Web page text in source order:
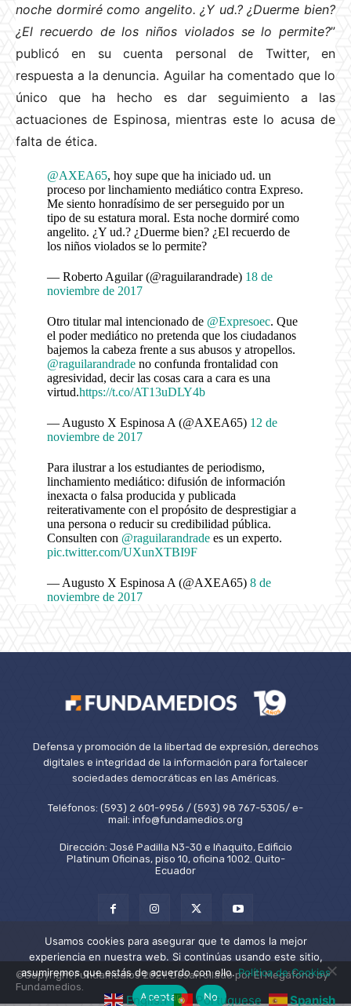
noche dormiré como angelito. ¿Y ud.? ¿Duerme bien?
¿El recuerdo de los niños violados se lo permite?”
publicó en su cuenta personal de Twitter, en
respuesta a la denuncia. Aguilar ha comentado que lo
único que ha hecho es dar seguimiento a las
actuaciones de Espinosa, mientras este lo acusa de
falta de ética.
@AXEA65, hoy supe que ha iniciado ud. un
proceso por linchamiento mediático contra Expreso.
Me siento honradísimo de ser perseguido por un
tipo de su estatura moral. Esta noche dormiré como
angelito. ¿Y ud.? ¿Duerme bien? ¿El recuerdo de
los niños violados se lo permite?
— Roberto Aguilar (@raguilarandrade) 18 de
noviembre de 2017
Otro titular mal intencionado de @Expresoec. Que
el poder mediático no pretenda que los ciudadanos
bajemos la cabeza frente a sus abusos y atropellos.
@raguilarandrade no confunda frontalidad con
agresividad, decir las cosas cara a cara es una
virtud.https://t.co/AT13uDLY4b
— Augusto X Espinosa A (@AXEA65) 12 de
noviembre de 2017
Para ilustrar a los estudiantes de periodismo,
linchamiento mediático: difusión de información
inexacta o falsa producida y publicada
reiterativamente con el propósito de desprestigiar a
una persona o reducir su credibilidad pública.
Consulten con @raguilarandrade es un experto.
pic.twitter.com/UXunXTBI9F
— Augusto X Espinosa A (@AXEA65) 8 de
noviembre de 2017
Defensa y promoción de la libertad de expresión, derechos
digitales e integridad de la información para fortalecer
sociedades democráticas en las Américas.
Teléfonos: (593) 2 601-9956 / (593) 98 767-5305/ e-
mail: info@fundamedios.org
Dirección: José Padilla N3-30 e Iñaquito, Edificio
Platinum Oficinas, piso 10, oficina 1002. Quito-
Ecuador
©Copyright Fundamedios 2021. Desarrollado por El Megáfono by
Fundamedios.
English Portuguese Spanish
Usamos cookies para asegurar que te damos la mejor
experiencia en nuestra web. Si continúas usando este sitio,
asumiremos que estás de acuerdo con ello.Política de Cookies
Aceptar
No